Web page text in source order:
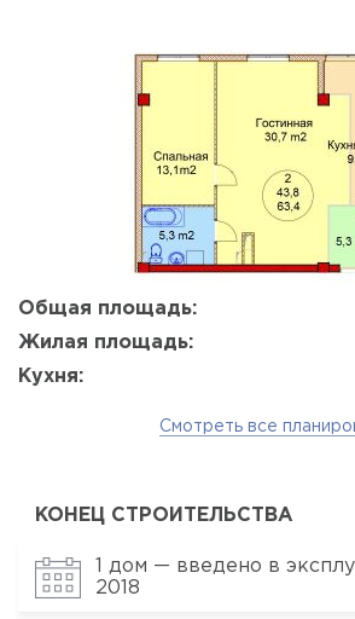
Общая площадь:
Жилая площадь:
Кухня:
Да, удалить Отмена
Смотреть все
КОНЕЦ СТРОИТЕЛЬСТВА
1 дом — введено в
2018